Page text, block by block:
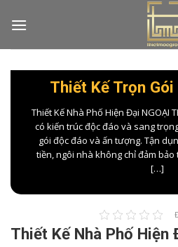
Thiết Kế Trọn Gói
Thiết Kế Nhà Phố Hiện Đại NGOẠI
có kiến trúc độc đáo và sang
gói độc đáo và ấn tượng. Tận
tiền, ngôi nhà không chỉ đảm
[…]
Thiết Kế Nhà Phố Hiện